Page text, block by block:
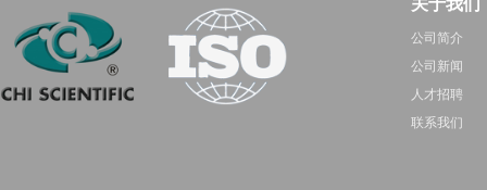
关于我们
公司简介
公司新闻
人才招聘
联系我们